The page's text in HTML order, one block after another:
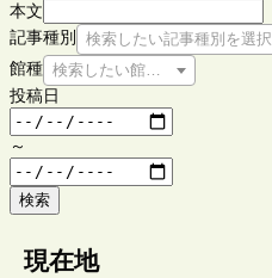
本文
記事種別
検索したい記事種別を選
館種 検索したい館種を選択してくだ
投稿日
～
検索
現在地